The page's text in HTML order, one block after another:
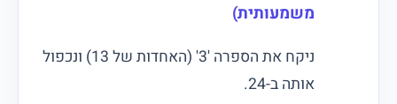
משמעותית)
ניקח את הספרה '3' (האחדות של 13) ונכפול
אותה ב-24.